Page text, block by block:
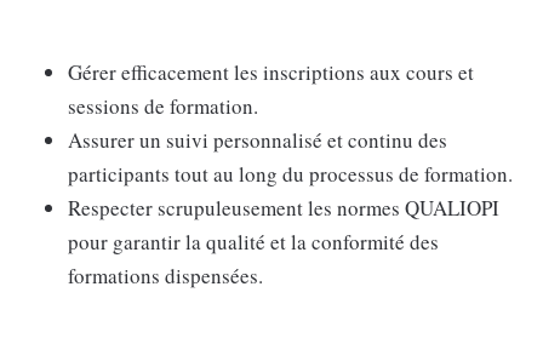
Gérer efficacement les inscriptions aux cours et
sessions de formation.
Assurer un suivi personnalisé et continu des
participants tout au long du processus de formation.
Respecter scrupuleusement les normes QUALIOPI
pour garantir la qualité et la conformité des
formations dispensées.